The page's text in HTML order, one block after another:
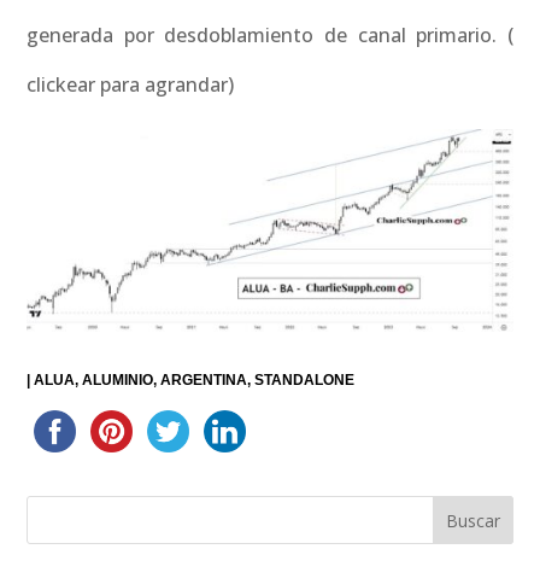
generada por desdoblamiento de canal primario. (
clickear para agrandar)
|ALUA ALUMINIO ARGENTINA STANDALONE